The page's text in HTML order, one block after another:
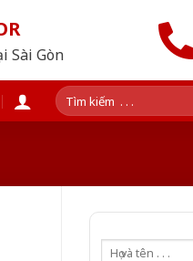
Sài Gòn
Tìm
kiếm: